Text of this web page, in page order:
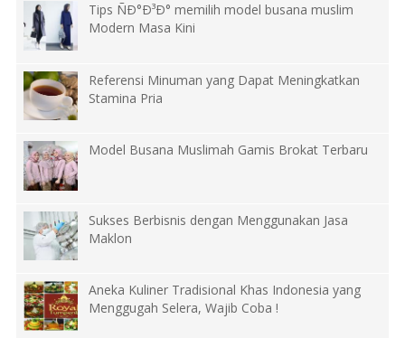
Tips ÑÐ°Ð³Ð° memilih model busana muslim
Modern Masa Kini
Referensi Minuman yang Dapat Meningkatkan
Stamina Pria
Model Busana Muslimah Gamis Brokat Terbaru
Sukses Berbisnis dengan Menggunakan Jasa
Maklon
Aneka Kuliner Tradisional Khas Indonesia yang
Menggugah Selera, Wajib Coba !